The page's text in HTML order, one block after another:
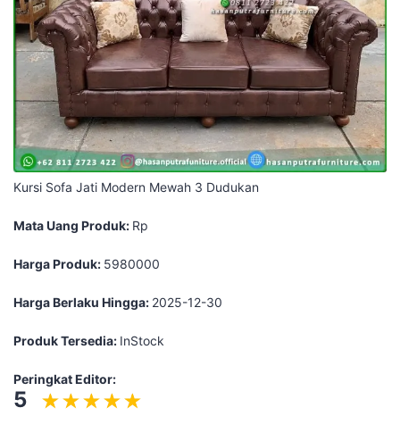
Kursi Sofa Jati Modern Mewah 3 Dudukan
Mata Uang Produk: Rp
Harga Produk: 5980000
Harga Berlaku Hingga: 2025-12-30
Produk Tersedia: InStock
Peringkat Editor:
5